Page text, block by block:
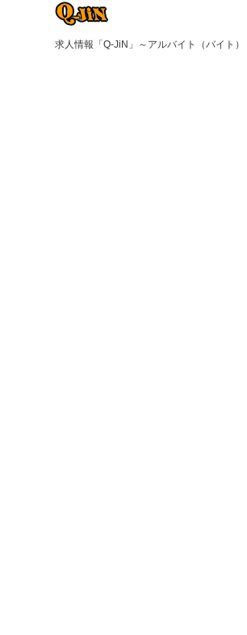
求人情報「Q-JiN」～アルバイト（バイト